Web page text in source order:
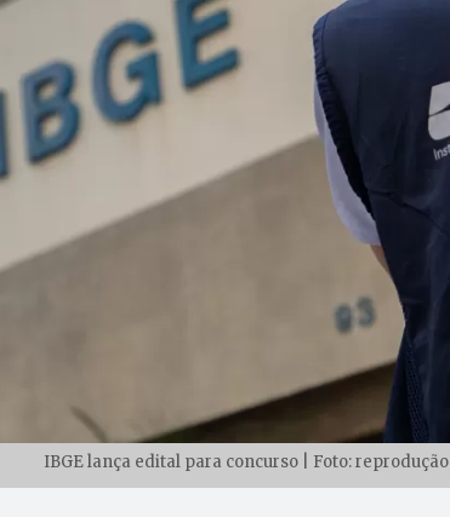
IBGE lança edital para concurso | Foto: reprodução